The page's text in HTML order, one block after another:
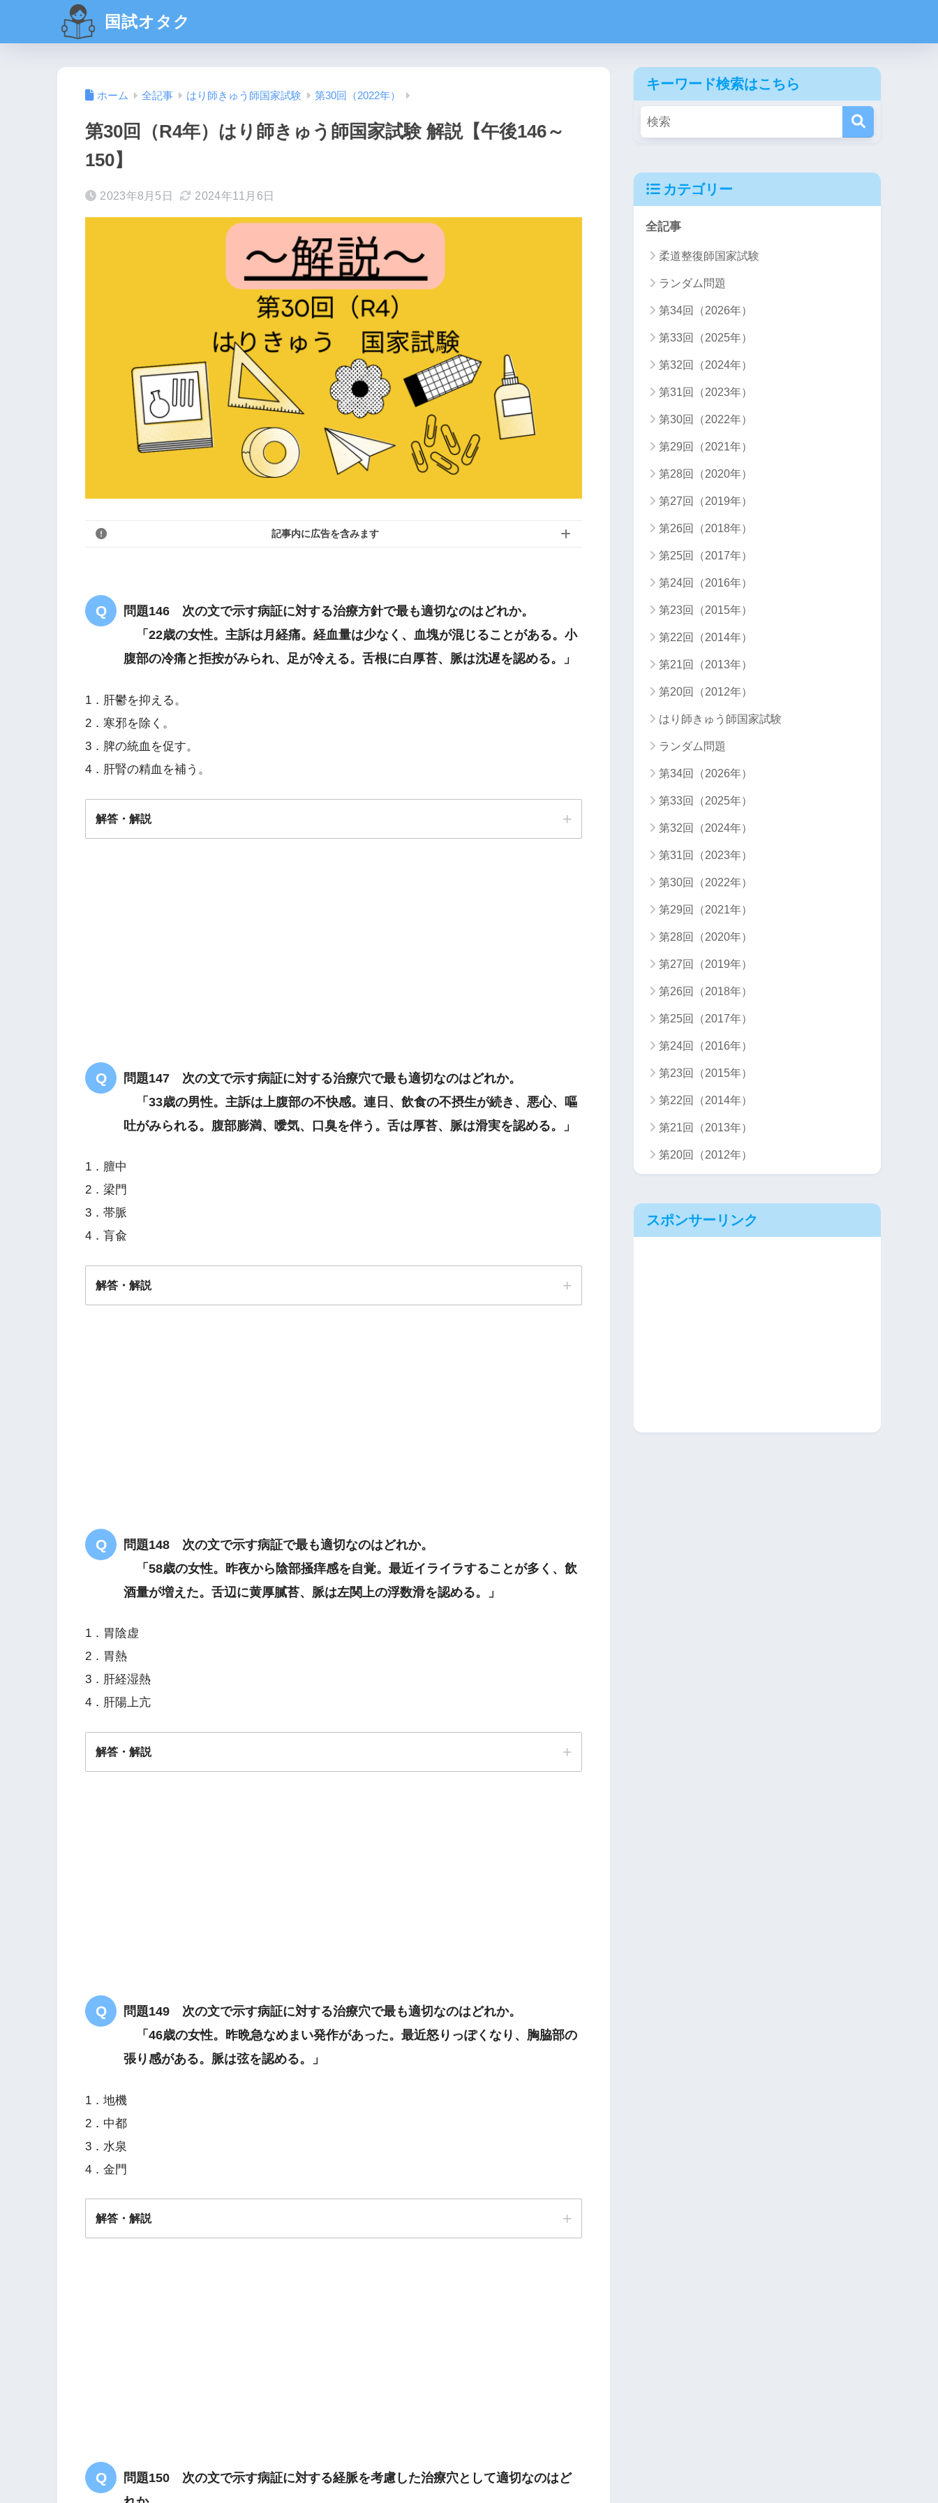
国試オタク
ホーム 全記事 はり師きゅう師国家試験 第30回（2022年）
第30回（R4年）はり師きゅう師国家試験 解説【午後146～
150】
2023年8月5日 2024年11月6日
記事内に広告を含みます
問題146 次の文で示す病証に対する治療方針で最も適切なのはどれか。
「22歳の女性。主訴は月経痛。経血量は少なく、血塊が混じることがある。小
腹部の冷痛と拒按がみられ、足が冷える。舌根に白厚苔、脈は沈遅を認める。」
1．肝鬱を抑える。
2．寒邪を除く。
3．脾の統血を促す。
4．肝腎の精血を補う。
解答・解説
寒邪による血瘀
問題147 次の文で示す病証に対する治療穴で最も適切なのはどれか。
「33歳の男性。主訴は上腹部の不快感。連日、飲食の不摂生が続き、悪心、嘔
吐がみられる。腹部膨満、噯気、口臭を伴う。舌は厚苔、脈は滑実を認める。」
1．膻中
2．梁門
3．帯脈
4．肓兪
解答・解説
食滞胃脘
問題148 次の文で示す病証で最も適切なのはどれか。
「58歳の女性。昨夜から陰部掻痒感を自覚。最近イライラすることが多く、飲
酒量が増えた。舌辺に黄厚膩苔、脈は左関上の浮数滑を認める。」
1．胃陰虚
2．胃熱
3．肝経湿熱
4．肝陽上亢
解答・解説
肝胆湿熱
左関上
問題149 次の文で示す病証に対する治療穴で最も適切なのはどれか。
「46歳の女性。昨晩急なめまい発作があった。最近怒りっぽくなり、胸脇部の
張り感がある。脈は弦を認める。」
1．地機
2．中都
3．水泉
4．金門
解答・解説
肝火上炎
問題150 次の文で示す病証に対する経脈を考慮した治療穴として適切なのはど
キーワード検索はこちら
カテゴリー
全記事
柔道整復師国家試験
ランダム問題
第34回（2026年）
第33回（2025年）
第32回（2024年）
第31回（2023年）
第30回（2022年）
第29回（2021年）
第28回（2020年）
第27回（2019年）
第26回（2018年）
第25回（2017年）
第24回（2016年）
第23回（2015年）
第22回（2014年）
第21回（2013年）
第20回（2012年）
はり師きゅう師国家試験
ランダム問題
第34回（2026年）
第33回（2025年）
第32回（2024年）
第31回（2023年）
第30回（2022年）
第29回（2021年）
第28回（2020年）
第27回（2019年）
第26回（2018年）
第25回（2017年）
第24回（2016年）
第23回（2015年）
第22回（2014年）
第21回（2013年）
第20回（2012年）
スポンサーリンク